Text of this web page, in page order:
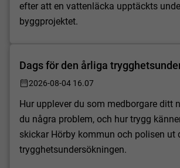
efter att en vattenläcka upptäckts
byggprojektet.
Dags för den årliga
2026-08-04 16.07
Hur upplever du som medborgare ditt
du några problem, och hur trygg
skickar Hörby kommun och polisen ut
trygghetsundersökningen.